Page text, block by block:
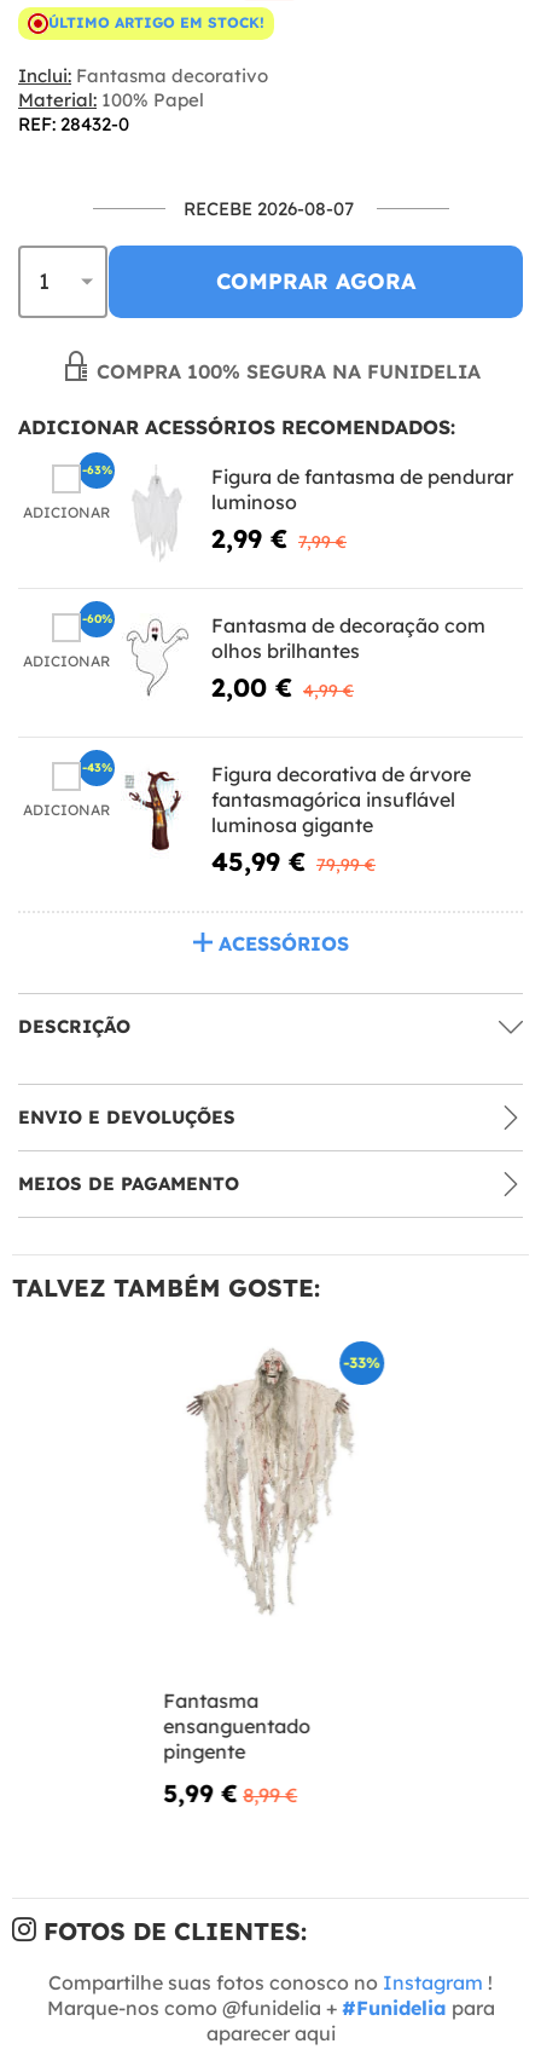
ÚLTIMO ARTIGO EM STOCK!
Inclui: Fantasma decorativo
Material: 100% Papel
REF: 28432-0
RECEBE 2026-08-07
COMPRAR AGORA
COMPRA 100% SEGURA NA FUNIDELIA
ADICIONAR ACESSÓRIOS RECOMENDADOS:
ADICIONAR
Figura de fantasma de pendurar
luminoso
2,99 € 7,99 €
-63%
ADICIONAR
Fantasma de decoração com
olhos brilhantes
2,00 € 4,99 €
-60%
ADICIONAR
Figura decorativa de árvore
fantasmagórica insuflável
luminosa gigante
45,99 € 79,99 €
-43%
ACESSÓRIOS
DESCRIÇÃO
ENVIO E DEVOLUÇÕES
MEIOS DE PAGAMENTO
TALVEZ TAMBÉM GOSTE:
-33%
Fantasma
ensanguentado
pingente
5,99 € 8,99 €
FOTOS DE CLIENTES:
Compartilhe suas fotos conosco no Instagram !
Marque-nos como @funidelia + #Funidelia para
aparecer aqui